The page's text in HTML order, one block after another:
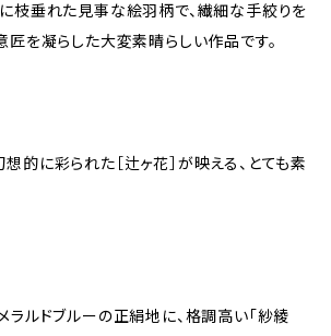
枝垂れた見事な絵羽柄で、繊細な手絞りを
匠を凝らした大変素晴らしい作品です。
に彩られた［辻ヶ花］が映える、とても素
ルドブルーの正絹地に、格調高い「紗綾